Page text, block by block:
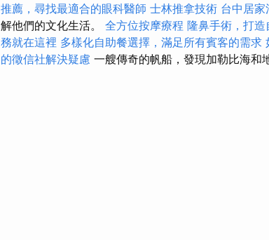
推薦，尋找最適合的眼科醫師 士林推拿技術 台中居家
解他們的文化生活。 全方位按摩療程 隆鼻手術，打
務就在這裡 多樣化自助餐選擇，滿足所有賓客的需求
的徵信社解決疑慮 一艘傳奇的帆船，發現加勒比海和